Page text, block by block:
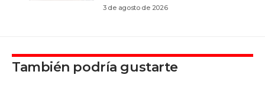
3 de agosto de 2026
También podría gustarte